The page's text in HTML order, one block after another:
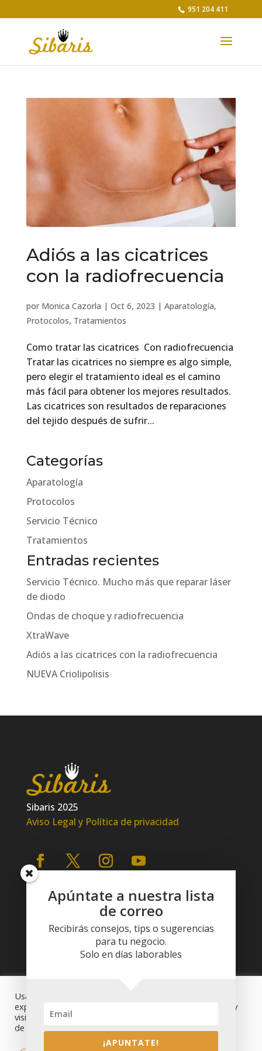
951 204 411
Adiós a las cicatrices
con la radiofrecuencia
por Monica Cazorla | Oct 6, 2023 | Aparatología,
Protocolos, Tratamientos
Como tratar las cicatrices Con radiofrecuencia
Tratar las cicatrices no siempre es algo simple,
pero elegir el tratamiento ideal es el camino
más fácil para obtener los mejores resultados.
Las cicatrices son resultados de reparaciones
del tejido después de sufrir...
Categorías
Aparatología
Protocolos
Servicio Técnico
Tratamientos
Entradas recientes
Servicio Técnico. Mucho más que reparar láser
de diodo
Ondas de choque y radiofrecuencia
XtraWave
Adiós a las cicatrices con la radiofrecuencia
NUEVA Criolipolisis
Sibaris 2025
Aviso Legal y Política de privacidad
Usamos cookies en nuestro sitio web para brindarle la
experiencia más relevante recordando sus preferencias y
visitas repetidas. Al hacer clic en "Aceptar", acepta el uso
de TODAS las cookies.
Apúntate a nuestra lista
de correo
Recibirás consejos, tips o sugerencias
para tu negocio.
Solo en días laborables
¡APUNTATE!